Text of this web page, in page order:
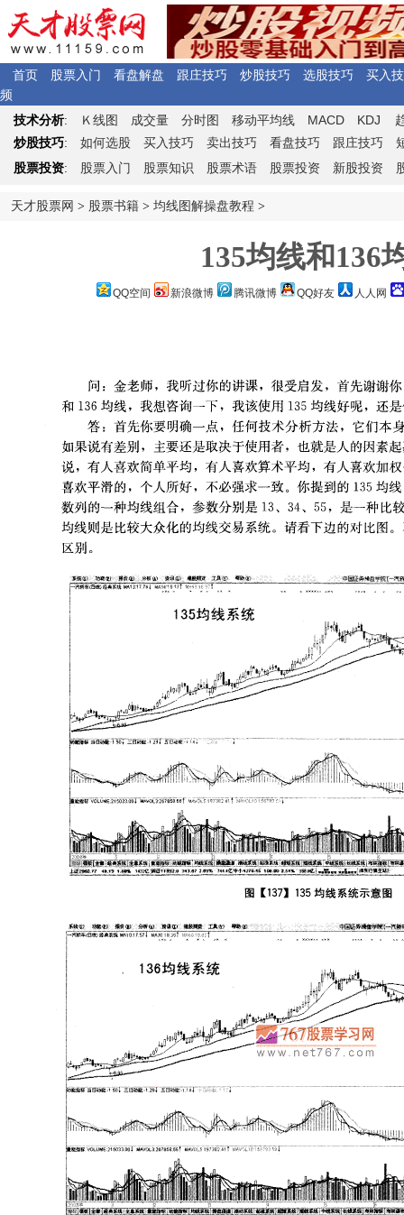
首页 股票入门 看盘解盘 跟庄技巧 炒股技巧 选股技巧
买入
频
技术分析: Ｋ 线图 成交量 分时图 移动平均线 MACD KDJ
炒股技巧: 如何选股 买入技巧 卖出技巧 看盘技巧 跟庄技巧
股票投资: 股票入门 股票知识 股票术语 股票投资 新股投资
天才股票网 > 股票书籍 > 均线图解操盘教程 >
135均线和136
QQ空间 新浪微博 腾讯微博 QQ好友 人人网